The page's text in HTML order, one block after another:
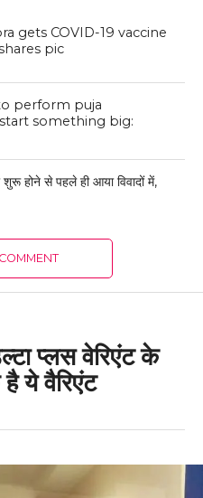
gets COVID-19 vaccine
pic
perform puja
something big:
शुरू होने से पहले ही आया विवादों में,
प्लस वेरिएंट के
ये वैरिएंट